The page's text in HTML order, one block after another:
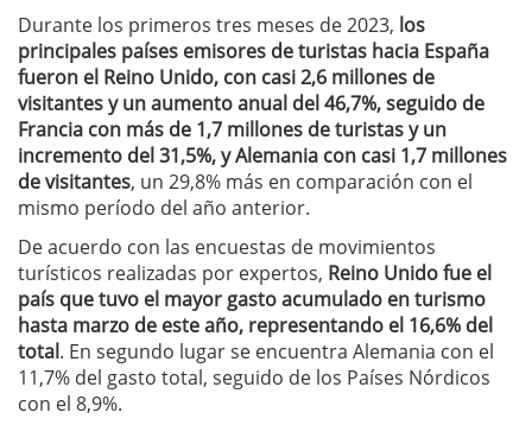
Durante los primeros tres meses de 2023, los
principales países emisores de turistas hacia España
fueron el Reino Unido, con casi 2,6 millones de
visitantes y un aumento anual del 46,7%, seguido de
Francia con más de 1,7 millones de turistas y un
incremento del 31,5%, y Alemania con casi 1,7 millones
de visitantes, un 29,8% más en comparación con el
mismo período del año anterior.
De acuerdo con las encuestas de movimientos
turísticos realizadas por expertos, Reino Unido fue el
país que tuvo el mayor gasto acumulado en turismo
hasta marzo de este año, representando el 16,6% del
total. En segundo lugar se encuentra Alemania con el
11,7% del gasto total, seguido de los Países Nórdicos
con el 8,9%.